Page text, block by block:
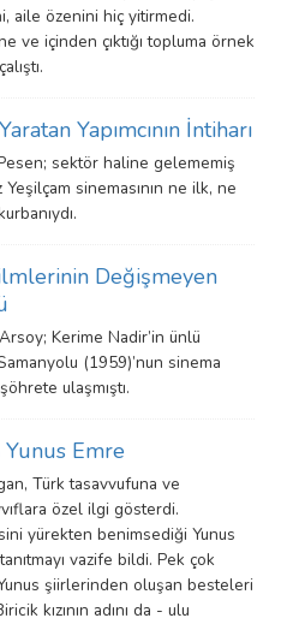
aile özenini hiç yitirmedi.
ve içinden çıktığı topluma örnek
Yapımcının İntiharı
sektör haline gelememiş
Yeşilçam sinemasının ne ilk, ne
Değişmeyen
Kerime Nadir’in ünlü
(1959)’nun sinema
ulaşmıştı.
Yunus Emre
Türk tasavvufuna ve
özel ilgi gösterdi.
yürekten benimsediği Yunus
vazife bildi. Pek çok
şiirlerinden oluşan besteleri
kızının adını da - ulu